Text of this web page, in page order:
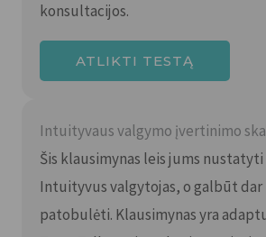
konsultacijos.
ATLIKTI TESTĄ
Intuityvaus valgymo įvertinimo
Šis klausimynas leis jums nustatyti
Intuityvus valgytojas, o galbūt
patobulėti. Klausimynas yra